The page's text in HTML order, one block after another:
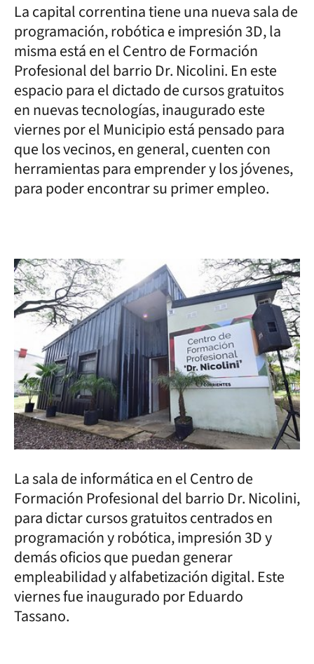
La capital correntina tiene una nueva sala de
programación, robótica e impresión 3D, la
misma está en el Centro de Formación
Profesional del barrio Dr. Nicolini. En este
espacio para el dictado de cursos gratuitos
en nuevas tecnologías, inaugurado este
viernes por el Municipio está pensado para
que los vecinos, en general, cuenten con
herramientas para emprender y los jóvenes,
para poder encontrar su primer empleo.
La sala de informática en el Centro de
Formación Profesional del barrio Dr. Nicolini,
para dictar cursos gratuitos centrados en
programación y robótica, impresión 3D y
demás oficios que puedan generar
empleabilidad y alfabetización digital. Este
viernes fue inaugurado por Eduardo
Tassano.